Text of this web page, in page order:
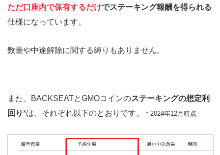
ただ口座内で保有するだけでステーキング報酬を得られる
仕様になっています。
数量や中途解除に関する縛りもありません。
また、BACKSEATとGMOコインのステーキングの想定利
回り*は、それぞれ以下のとおりです。 ＊2024年12月時点